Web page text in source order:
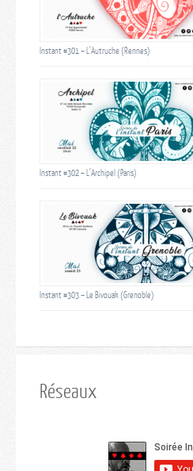
Instant #301 – L’Autruche (Rennes)
Instant #302 – L’Archipel (Paris)
Instant #303 – Le Bivouak (Grenoble)
Réseaux